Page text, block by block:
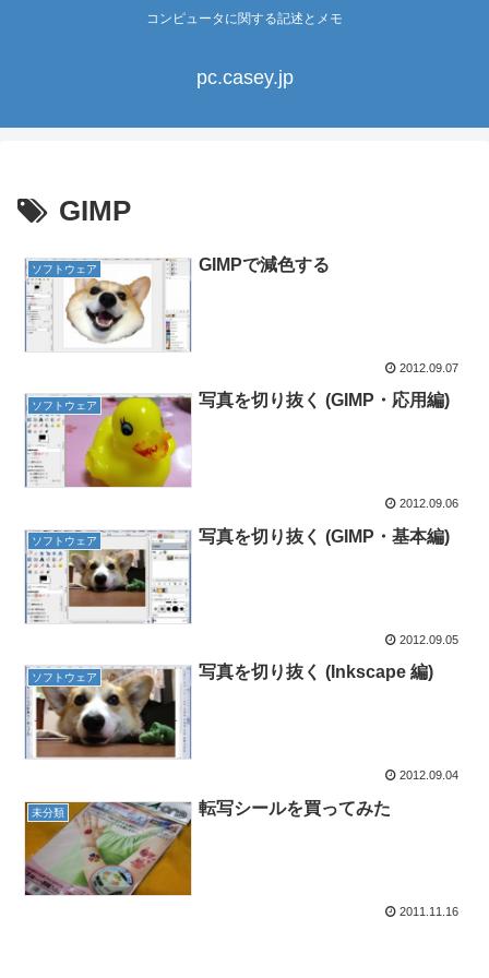
コンピュータに関する記述とメモ
pc.casey.jp
GIMP
ソフトウェア GIMPで減色する
2012.09.07
ソフトウェア 写真を切り抜く (GIMP・応用編)
2012.09.06
ソフトウェア 写真を切り抜く (GIMP・基本編)
2012.09.05
ソフトウェア 写真を切り抜く (Inkscape 編)
2012.09.04
未分類 転写シールを買ってみた
2011.11.16